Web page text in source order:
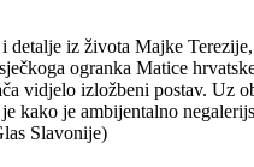
iz života Majke
ogranka Matice
vidjelo izložbeni postav.
kako je ambijentalno
Slavonije)